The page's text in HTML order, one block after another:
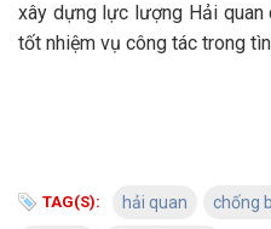
xây dựng lực lượng Hải quan
tốt nhiệm vụ công tác trong
TAG(S): hải quan chống